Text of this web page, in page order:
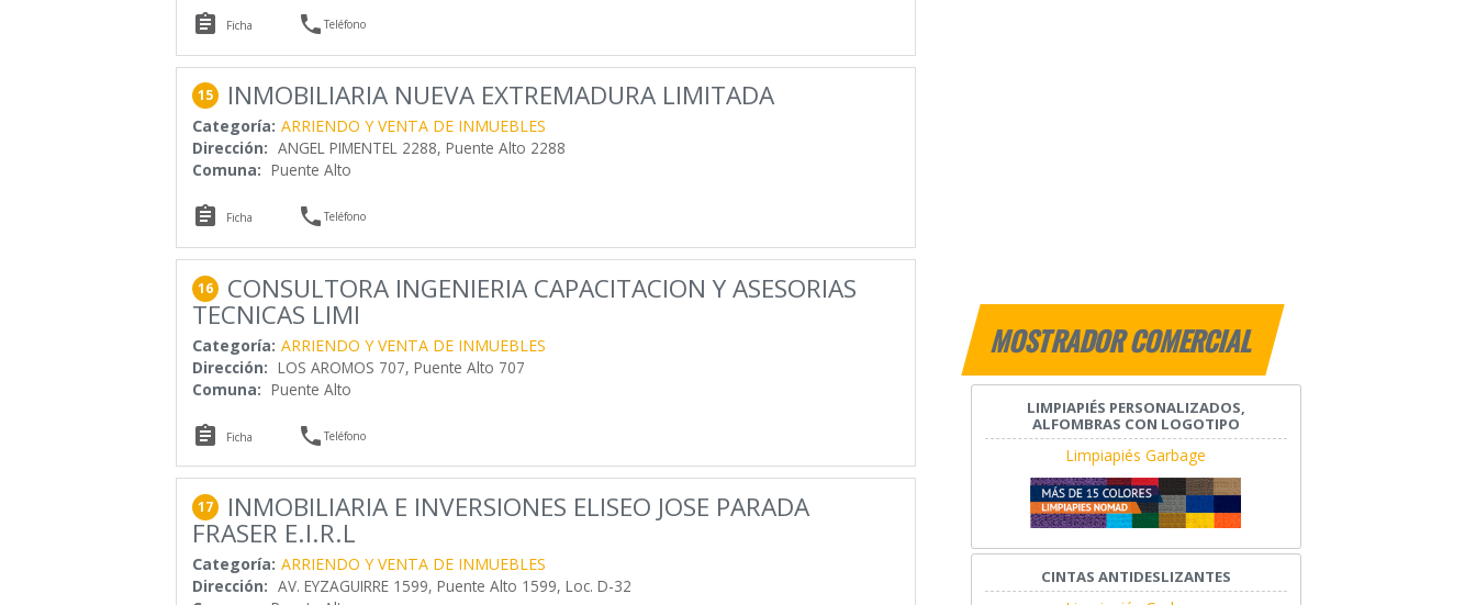
MOSTRADOR COMERCIAL
LIMPIAPIÉS PERSONALIZADOS,
ALFOMBRAS CON LOGOTIPO
Limpiapiés Garbage
CINTAS ANTIDESLIZANTES
 Ficha Teléfono
15 INMOBILIARIA NUEVA EXTREMADURA LIMITADA
Categoría: ARRIENDO Y VENTA DE INMUEBLES
Dirección: ANGEL PIMENTEL 2288, Puente Alto 2288
Comuna: Puente Alto
 Ficha Teléfono
16 CONSULTORA INGENIERIA CAPACITACION Y ASESORIAS
TECNICAS LIMI
Categoría: ARRIENDO Y VENTA DE INMUEBLES
Dirección: LOS AROMOS 707, Puente Alto 707
Comuna: Puente Alto
 Ficha Teléfono
17 INMOBILIARIA E INVERSIONES ELISEO JOSE PARADA
FRASER E.I.R.L
Categoría: ARRIENDO Y VENTA DE INMUEBLES
Dirección: AV. EYZAGUIRRE 1599, Puente Alto 1599, Loc. D-32